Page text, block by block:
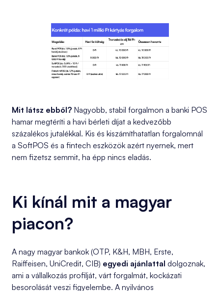
Mit látsz ebből? Nagyobb, stabil forgalmon a banki POS
hamar megtéríti a havi bérleti díjat a kedvezőbb
százalékos jutalékkal. Kis és kiszámíthatatlan forgalomnál
a SoftPOS és a fintech eszközök azért nyernek, mert
nem fizetsz semmit, ha épp nincs eladás.
Ki kínál mit a magyar
piacon?
A nagy magyar bankok (OTP, K&H, MBH, Erste,
Raiffeisen, UniCredit, CIB) egyedi ajánlattal dolgoznak,
ami a vállalkozás profilját, várt forgalmát, kockázati
besorolását veszi figyelembe. A nyilvános